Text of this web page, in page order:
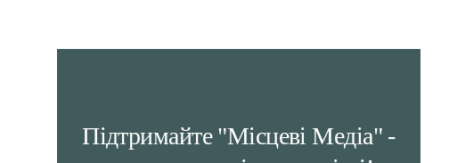
Підтримайте "Місцеві Медіа" -